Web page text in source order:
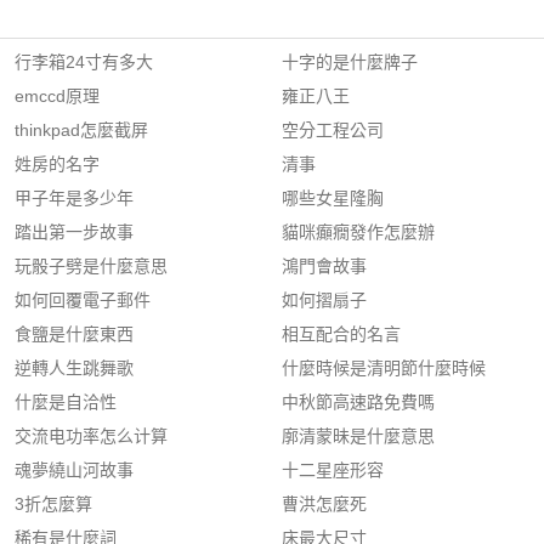
行李箱24寸有多大
emccd原理
thinkpad怎麼截屏
姓房的名字
甲子年是多少年
踏出第一步故事
玩骰子劈是什麼意思
如何回覆電子郵件
食鹽是什麼東西
逆轉人生跳舞歌
什麼是自洽性
交流电功率怎么计算
魂夢繞山河故事
3折怎麼算
稀有是什麼詞
十字的是什麼牌子
雍正八王
空分工程公司
清事
哪些女星隆胸
貓咪癲癇發作怎麼辦
鴻門會故事
如何摺扇子
相互配合的名言
什麼時候是清明節什麼時候
中秋節高速路免費嗎
廓清蒙昧是什麼意思
十二星座形容
曹洪怎麼死
床最大尺寸